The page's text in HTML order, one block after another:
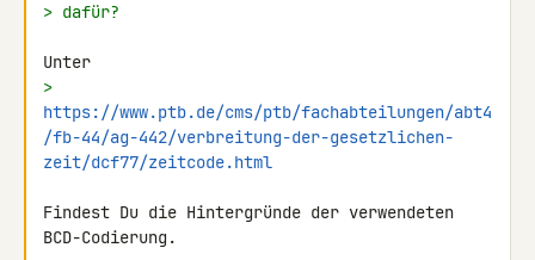
> dafür?
>
https://www.ptb.de/cms/ptb/fachabteilungen/abt4
/fb-44/ag-442/verbreitung-der-gesetzlichen-
zeit/dcf77/zeitcode.html
Findest Du die Hintergründe der verwendeten
BCD-Codierung.